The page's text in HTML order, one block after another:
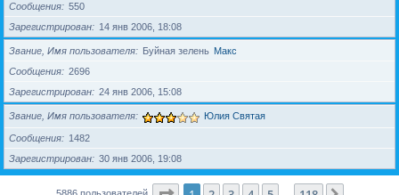
Сообщения
550
Зарегистрирован
14 янв 2006, 18:08
Звание, Имя пользователя Буйная зелень Макс
Сообщения
2696
Зарегистрирован
24 янв 2006, 15:08
Звание, Имя пользователя Юлия Святая
Сообщения
1482
Зарегистрирован
30 янв 2006, 19:08
5886 пользователей